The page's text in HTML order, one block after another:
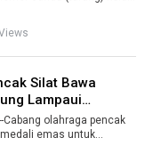
Silat Bawa
Lampaui
Cabang olahraga pencak
emas untuk